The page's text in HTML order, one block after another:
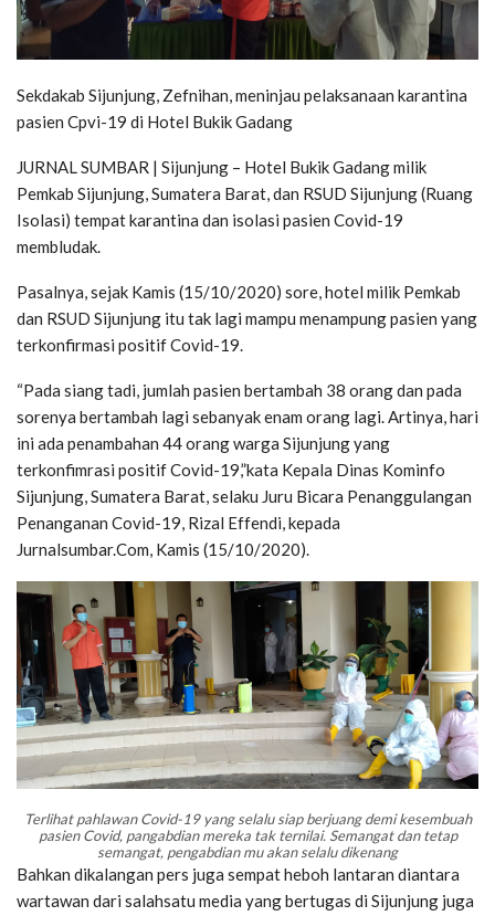
Sekdakab Sijunjung, Zefnihan, meninjau pelaksanaan karantina
pasien Cpvi-19 di Hotel Bukik Gadang
JURNAL SUMBAR | Sijunjung – Hotel Bukik Gadang milik
Pemkab Sijunjung, Sumatera Barat, dan RSUD Sijunjung (Ruang
Isolasi) tempat karantina dan isolasi pasien Covid-19
membludak.
Pasalnya, sejak Kamis (15/10/2020) sore, hotel milik Pemkab
dan RSUD Sijunjung itu tak lagi mampu menampung pasien yang
terkonfirmasi positif Covid-19.
“Pada siang tadi, jumlah pasien bertambah 38 orang dan pada
sorenya bertambah lagi sebanyak enam orang lagi. Artinya, hari
ini ada penambahan 44 orang warga Sijunjung yang
terkonfimrasi positif Covid-19,”kata Kepala Dinas Kominfo
Sijunjung, Sumatera Barat, selaku Juru Bicara Penanggulangan
Penanganan Covid-19, Rizal Effendi, kepada
Jurnalsumbar.Com, Kamis (15/10/2020).
Terlihat pahlawan Covid-19 yang selalu siap berjuang demi kesembuah
pasien Covid, pangabdian mereka tak ternilai. Semangat dan tetap
semangat, pengabdian mu akan selalu dikenang
Bahkan dikalangan pers juga sempat heboh lantaran diantara
wartawan dari salahsatu media yang bertugas di Sijunjung juga